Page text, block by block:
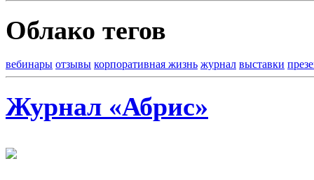
Облако тегов
вебинары отзывы корпоративная жизнь журнал выставки
Журнал «Абрис»